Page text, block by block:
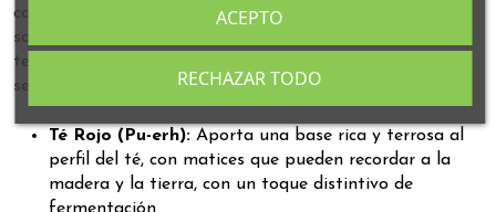
canela y el toque cítrico de la corteza de limón. Cada
sorbo revela una armoniosa combinación de elementos
terrosos, dulces y frescos, creando una experiencia
sensorial única.
Té Rojo (Pu-erh): Aporta una base rica y terrosa al
perfil del té, con matices que pueden recordar a la
madera y la tierra, con un toque distintivo de
RECHAZAR TODO
ACEPTO